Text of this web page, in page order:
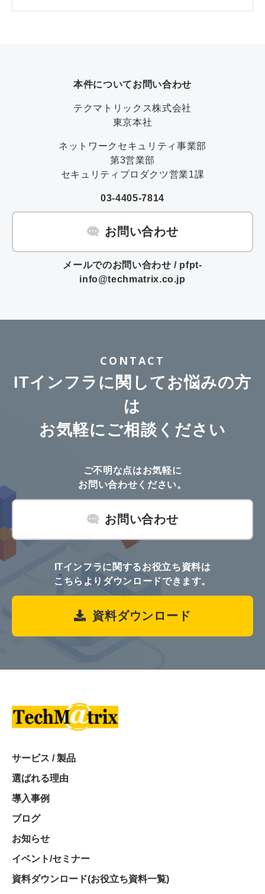
本件についてお問い合わせ
テクマトリックス株式会社
東京本社
ネットワークセキュリティ事業部
第3営業部
セキュリティプロダクツ営業1課
03-4405-7814
お問い合わせ
メールでのお問い合わせ / pfpt-
info@techmatrix.co.jp
CONTACT
ITインフラに関してお悩みの方
は
お気軽にご相談ください
ご不明な点はお気軽に
お問い合わせください。
お問い合わせ
ITインフラに関するお役立ち資料は
こちらよりダウンロードできます。
資料ダウンロード
サービス / 製品
選ばれる理由
導入事例
ブログ
お知らせ
イベント/セミナー
資料ダウンロード(お役立ち資料一覧)